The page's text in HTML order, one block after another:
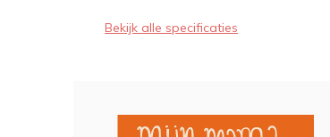
Bekijk alle specificaties